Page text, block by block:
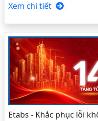
Xem chi tiết
Etabs - Khắc phục lỗi